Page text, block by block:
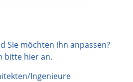
Sie möchten ihn anpassen?
bitte hieran.
Ingenieure